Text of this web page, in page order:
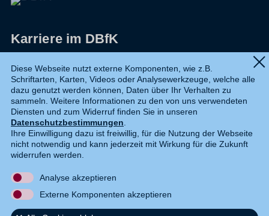
Karriere im DBfK
Datenschutz
Shop
Widerruf
Kontakt
DE EN
Diese Webseite nutzt externe Komponenten, wie z.B.
Schriftarten, Karten, Videos oder Analysewerkzeuge, welche alle
dazu genutzt werden können, Daten über Ihr Verhalten zu
sammeln. Weitere Informationen zu den von uns verwendeten
Diensten und zum Widerruf finden Sie in unseren
Datenschutzbestimmungen.
Ihre Einwilligung dazu ist freiwillig, für die Nutzung der Webseite
nicht notwendig und kann jederzeit mit Wirkung für die Zukunft
widerrufen werden.
Analyse akzeptieren
Externe Komponenten akzeptieren